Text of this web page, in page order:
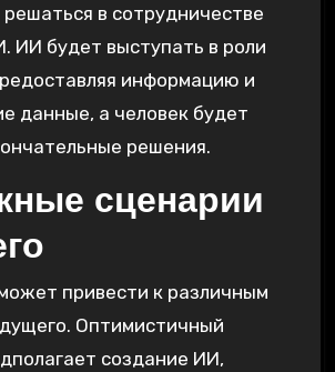
в сотрудничестве
ИИ будет выступать в роли
информацию и
данные, а человек будет
решения.
сценарии
привести к различным
Оптимистичный
создание ИИ,